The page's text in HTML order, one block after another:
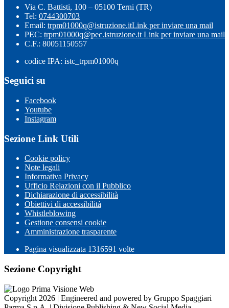
Via C. Battisti, 100 – 05100 Terni (TR)
Tel: 0744300703
Email: trpm01000q@istruzione.itLink per inviare una mail
PEC: trpm01000q@pec.istruzione.it Link per inviare una mail
C.F.: 80051150557
codice IPA: istc_trpm01000q
Seguici su
Facebook
Youtube
Instagram
Sezione Link Utili
Cookie policy
Note legali
Informativa Privacy
Ufficio Relazioni con il Pubblico
Dichiarazione di accessibilità
Obiettivi di accessibilità
Whistleblowing
Gestione consensi cookie
Amministrazione trasparente
Pagina visualizzata 1316591 volte
Sezione Copyright
Copyright 2026 | Engineered and powered by Gruppo Spaggiari